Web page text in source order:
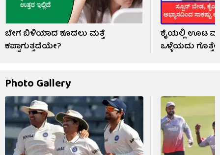
ಬೇಗ ಬಿಳಿಯಾದ ಕೂದಲು ಮತ್ತೆ
ಕಪ್ಪಾಗುತ್ತದೆಯೇ?
ಕೈಯಲ್ಲಿ ಊಟ
ಒಳ್ಳೆಯದು
Photo Gallery